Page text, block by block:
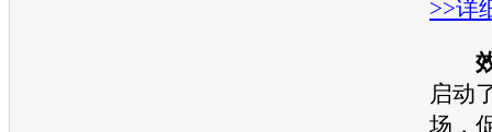
>>详
启动
场，